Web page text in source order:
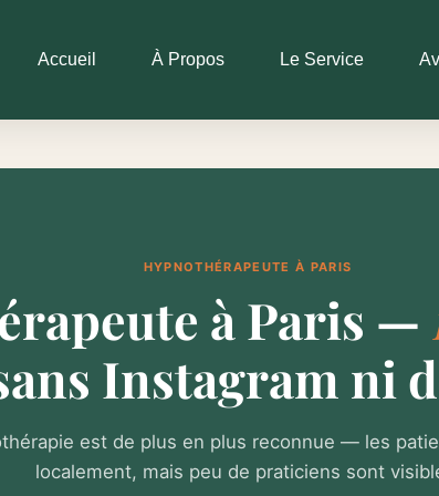
Accueil À Propos Le Service
HYPNOTHÉRAPEUTE À PARIS
à Paris —
Instagram ni
est de plus en plus reconnue — les
localement, mais peu de praticiens sont